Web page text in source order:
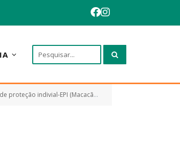
de enfrentamento ao Novo Coronavírus (Covid-19))